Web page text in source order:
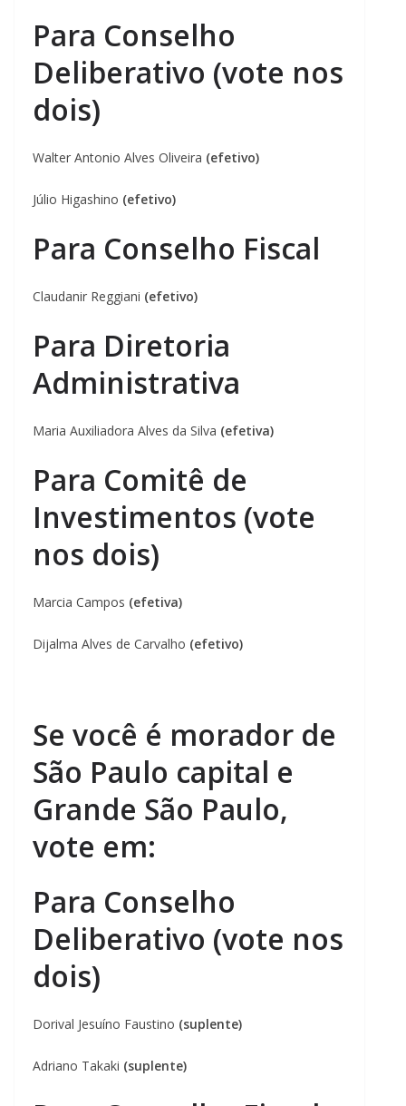
Para Conselho
Deliberativo (vote nos
dois)
Walter Antonio Alves Oliveira (efetivo)
Júlio Higashino (efetivo)
Para Conselho Fiscal
Claudanir Reggiani (efetivo)
Para Diretoria
Administrativa
Maria Auxiliadora Alves da Silva (efetiva)
Para Comitê de
Investimentos (vote
nos dois)
Marcia Campos (efetiva)
Dijalma Alves de Carvalho (efetivo)
Se você é morador de
São Paulo capital e
Grande São Paulo,
vote em:
Para Conselho
Deliberativo (vote nos
dois)
Dorival Jesuíno Faustino (suplente)
Adriano Takaki (suplente)